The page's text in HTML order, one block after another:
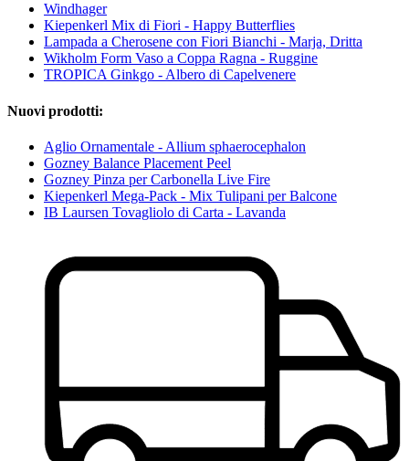
Windhager
Kiepenkerl Mix di Fiori - Happy Butterflies
Lampada a Cherosene con Fiori Bianchi - Marja, Dritta
Wikholm Form Vaso a Coppa Ragna - Ruggine
TROPICA Ginkgo - Albero di Capelvenere
Nuovi prodotti:
Aglio Ornamentale - Allium sphaerocephalon
Gozney Balance Placement Peel
Gozney Pinza per Carbonella Live Fire
Kiepenkerl Mega-Pack - Mix Tulipani per Balcone
IB Laursen Tovagliolo di Carta - Lavanda